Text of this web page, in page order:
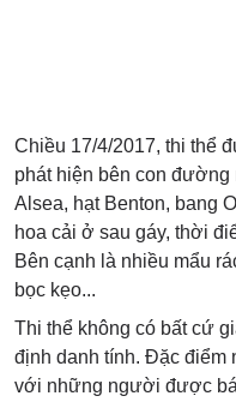
Chiều 17/4/2017, thi thể
phát hiện bên con đường
Alsea, hạt Benton, bang
hoa cải ở sau gáy, thời
Bên cạnh là nhiều mẩu
bọc kẹo...
Thi thể không có bất cứ
định danh tính. Đặc điểm
với những người được